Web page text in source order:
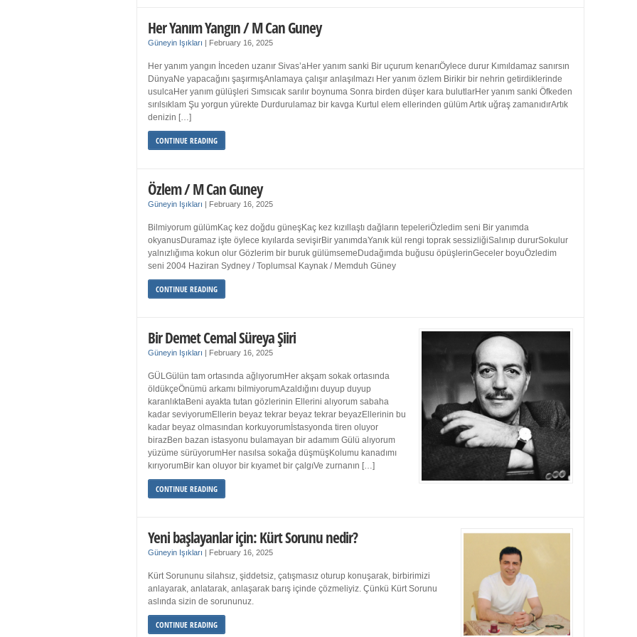
Her Yanım Yangın / M Can Guney
Güneyin Işıkları February 16, 2025
Her yanım yangın İnceden uzanır Sivas’aHer yanım sanki Bir uçurum kenarıÖylece durur Kımıldamaz sanırsın
DünyaNe yapacağını şaşırmışAnlamaya çalışır anlaşılmazı Her yanım özlem Birikir bir nehrin getirdiklerinde
usulcaHer yanım gülüşleri Sımsıcak sarılır boynuma Sonra birden düşer kara bulutlarHer yanım sanki Öfkeden
sırılsıklam Şu yorgun yürekte Durdurulamaz bir kavga Kurtul elem ellerinden gülüm Artık uğraş zamanıdırArtık
denizin […]
CONTINUE READING
Özlem / M Can Guney
Güneyin Işıkları February 16, 2025
Bilmiyorum gülümKaç kez doğdu güneşKaç kez kızıllaştı dağların tepeleriÖzledim seni Bir yanımda
okyanusDuramaz işte öylece kıyılarda sevişirBir yanımdaYanık kül rengi toprak sessizliğiSalınıp dururSokulur
yalnızlığıma kokun olur Gözlerim bir buruk gülümsemeDudağımda buğusu öpüşlerinGeceler boyuÖzledim
seni 2004 Haziran Sydney / Toplumsal Kaynak / Memduh Güney
CONTINUE READING
Bir Demet Cemal Süreya Şiiri
Güneyin Işıkları February 16, 2025
GÜLGülün tam ortasında ağlıyorumHer akşam sokak ortasında
öldükçeÖnümü arkamı bilmiyorumAzaldığını duyup duyup
karanlıktaBeni ayakta tutan gözlerinin Ellerini alıyorum sabaha
kadar seviyorumEllerin beyaz tekrar beyaz tekrar beyazEllerinin bu
kadar beyaz olmasından korkuyorumİstasyonda tiren oluyor
birazBen bazan istasyonu bulamayan bir adamım Gülü alıyorum
yüzüme sürüyorumHer nasılsa sokağa düşmüşKolumu kanadımı
kırıyorumBir kan oluyor bir kıyamet bir çalgıVe zurnanın […]
CONTINUE READING
Yeni başlayanlar için: Kürt Sorunu nedir?
Güneyin Işıkları February 16, 2025
Kürt Sorununu silahsız, şiddetsiz, çatışmasız oturup konuşarak, birbirimizi
anlayarak, anlatarak, anlaşarak barış içinde çözmeliyiz. Çünkü Kürt Sorunu
aslında sizin de sorununuz.
CONTINUE READING